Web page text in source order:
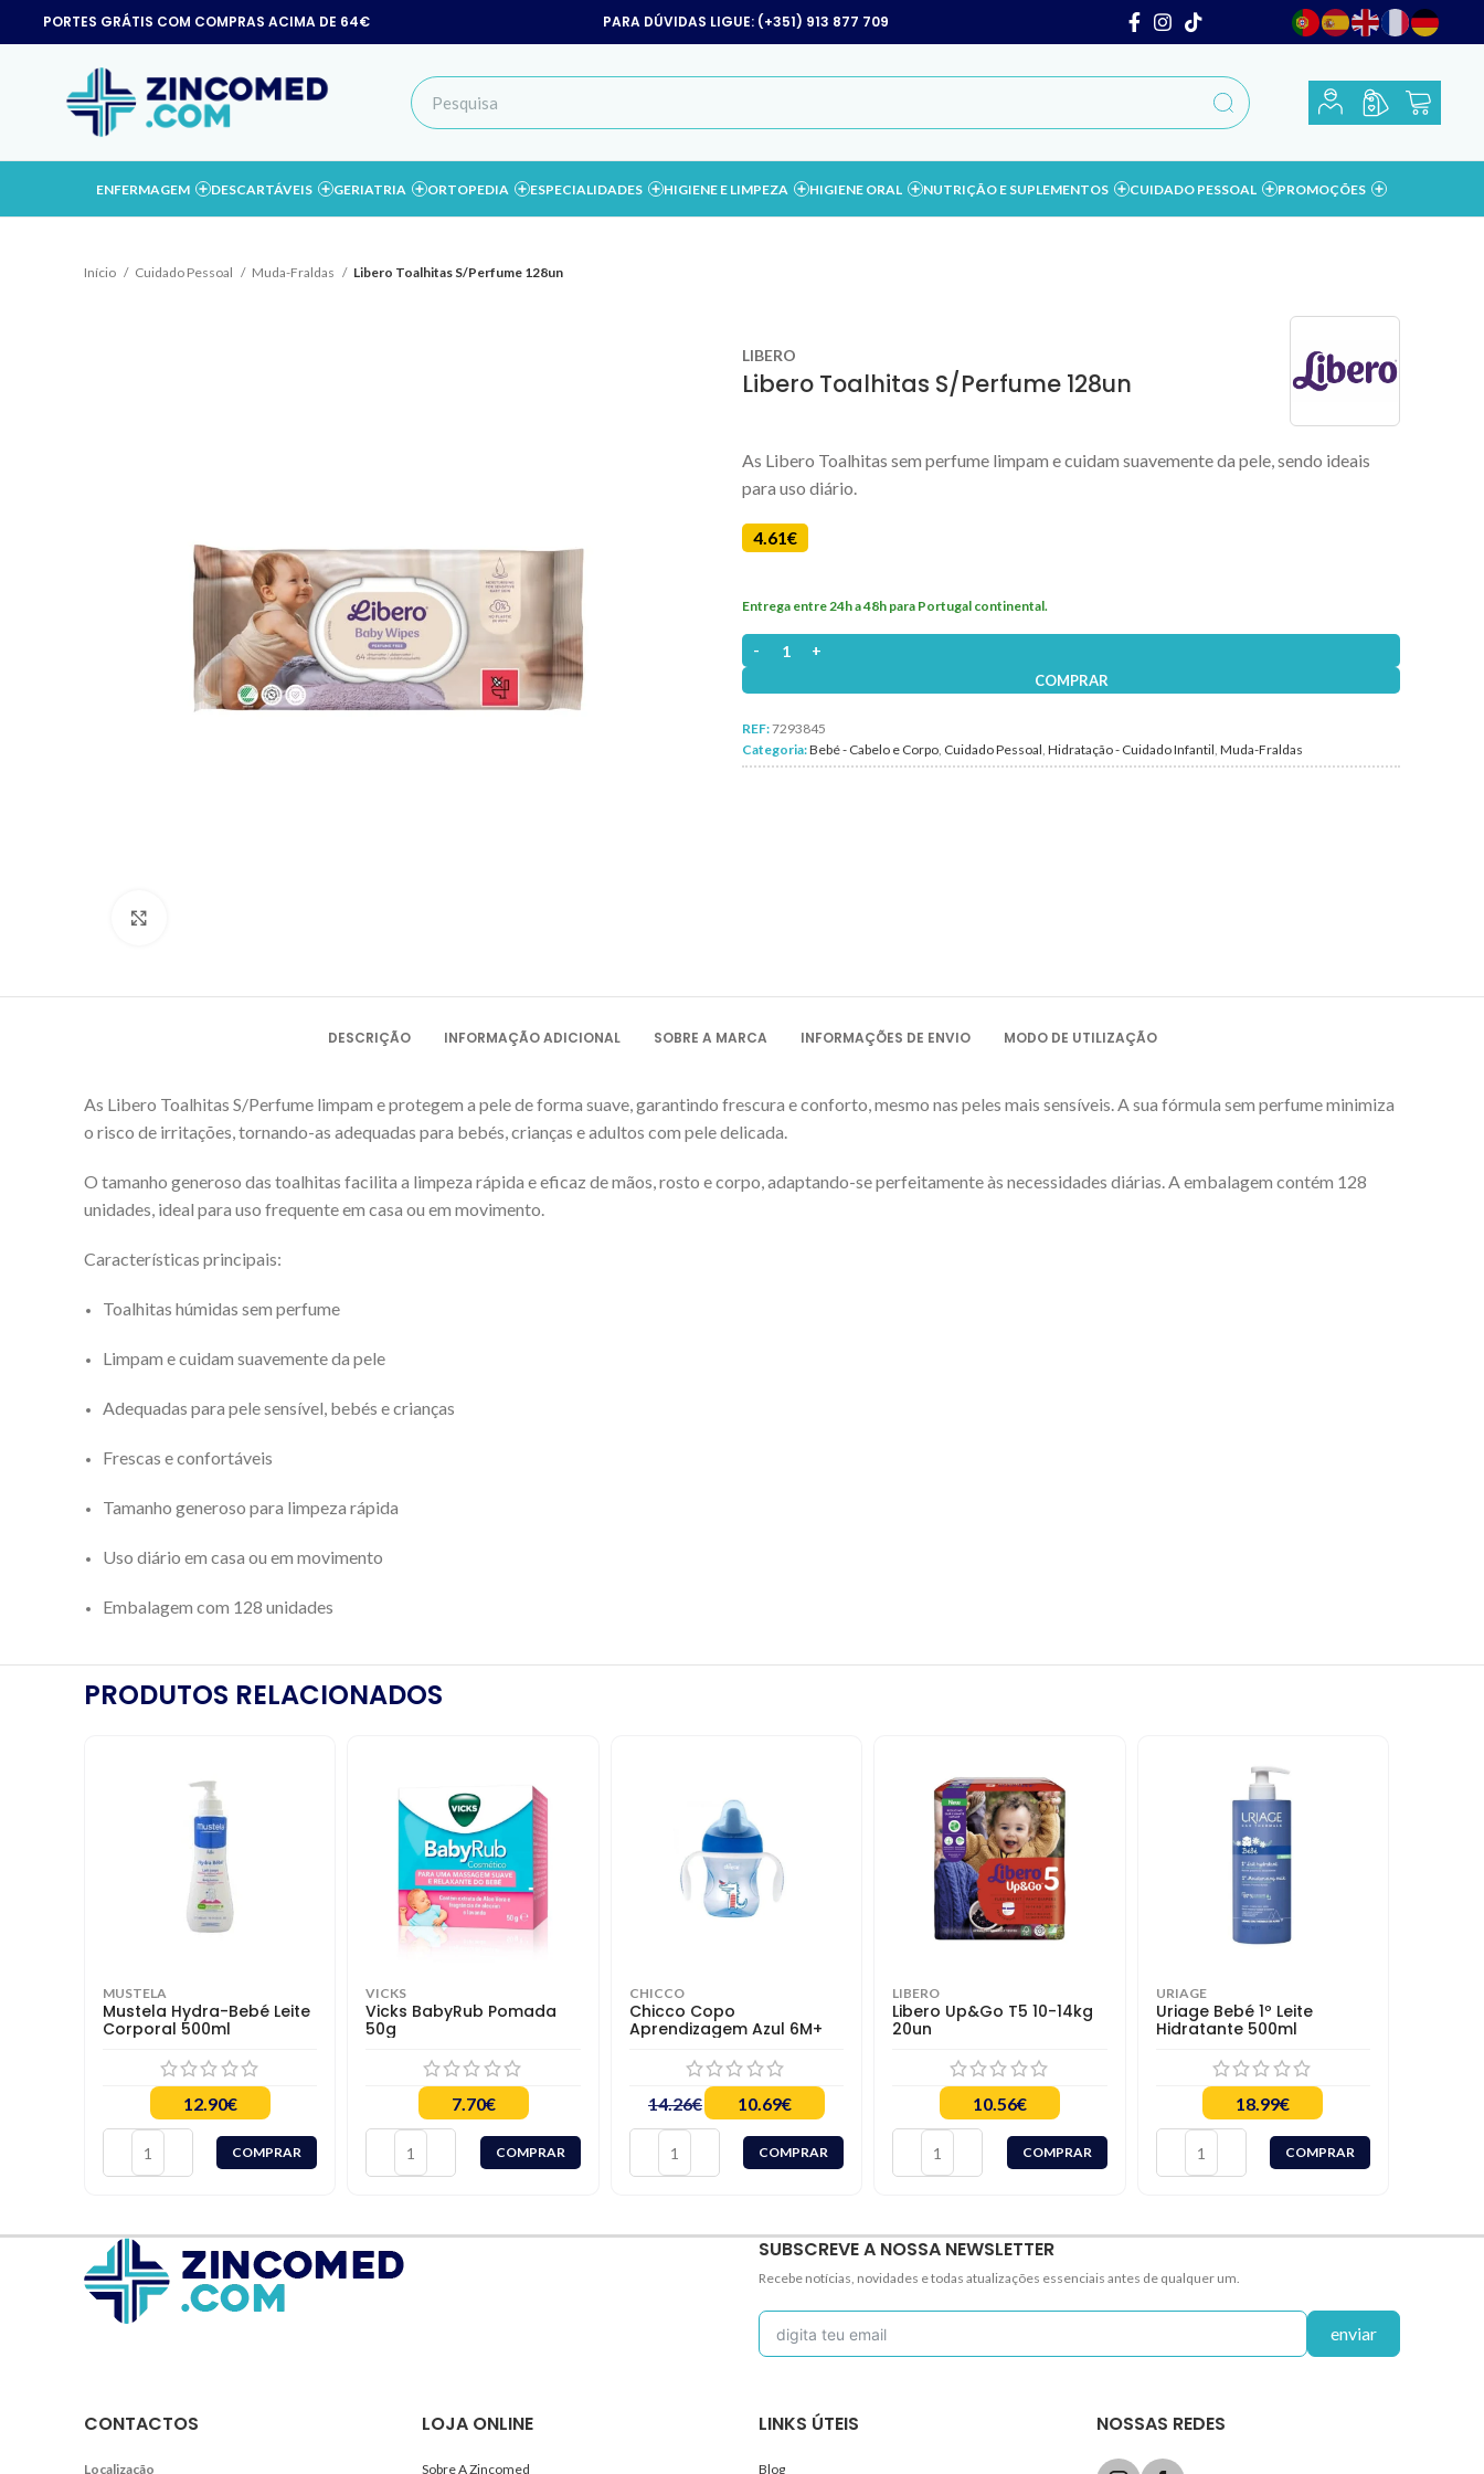
PORTES GRÁTIS COM COMPRAS ACIMA DE 64€ PARA DÚVIDAS LIGUE: (+351) 913 877 709
ENFERMAGEM DESCARTÁVEIS GERIATRIA ORTOPEDIA ESPECIALIDADES HIGIENE E LIMPEZA HIGIENE ORAL NUTRIÇÃO E SUPLEMENTOS CUIDADO PESSOAL PROMOÇÕES
Início Cuidado Pessoal Muda-Fraldas Libero Toalhitas S/Perfume 128un
LIBERO
Libero Toalhitas S/Perfume 128un
As Libero Toalhitas sem perfume limpam e cuidam suavemente da pele, sendo ideais
para uso diário.
4.61€
Entrega entre 24h a 48h para Portugal continental.
Quantidade de Libero Toalhitas S/Perfume 128un
COMPRAR
REF:7293845
Categoria:Bebé - Cabelo e Corpo, Cuidado Pessoal, Hidratação - Cuidado Infantil, Muda-Fraldas
DESCRIÇÃO INFORMAÇÃO ADICIONAL SOBRE A MARCA INFORMAÇÕES DE ENVIO MODO DE UTILIZAÇÃO
As Libero Toalhitas S/Perfume limpam e protegem a pele de forma suave, garantindo frescura e conforto, mesmo nas peles mais sensíveis. A sua fórmula sem perfume minimiza
o risco de irritações, tornando-as adequadas para bebés, crianças e adultos com pele delicada.
O tamanho generoso das toalhitas facilita a limpeza rápida e eficaz de mãos, rosto e corpo, adaptando-se perfeitamente às necessidades diárias. A embalagem contém 128
unidades, ideal para uso frequente em casa ou em movimento.
Características principais:
Toalhitas húmidas sem perfume
Limpam e cuidam suavemente da pele
Adequadas para pele sensível, bebés e crianças
Frescas e confortáveis
Tamanho generoso para limpeza rápida
Uso diário em casa ou em movimento
Embalagem com 128 unidades
PRODUTOS RELACIONADOS
MUSTELA
Mustela Hydra-Bebé Leite
Corporal 500ml
12.90€
COMPRAR
VICKS
Vicks BabyRub Pomada
50g
7.70€
COMPRAR
CHICCO
Chicco Copo
Aprendizagem Azul 6M+
14.26€ 10.69€
COMPRAR
LIBERO
Libero Up&Go T5 10-14kg
20un
10.56€
COMPRAR
URIAGE
Uriage Bebé 1º Leite
Hidratante 500ml
18.99€
COMPRAR
SUBSCREVE A NOSSA NEWSLETTER
Recebe notícias, novidades e todas atualizações essenciais antes de qualquer um.
enviar
CONTACTOS
Localização
LOJA ONLINE
Sobre A Zincomed
LINKS ÚTEIS
Blog
NOSSAS REDES